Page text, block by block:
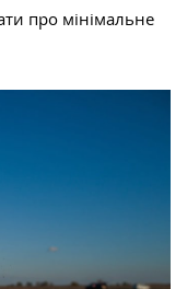
про мінімальне